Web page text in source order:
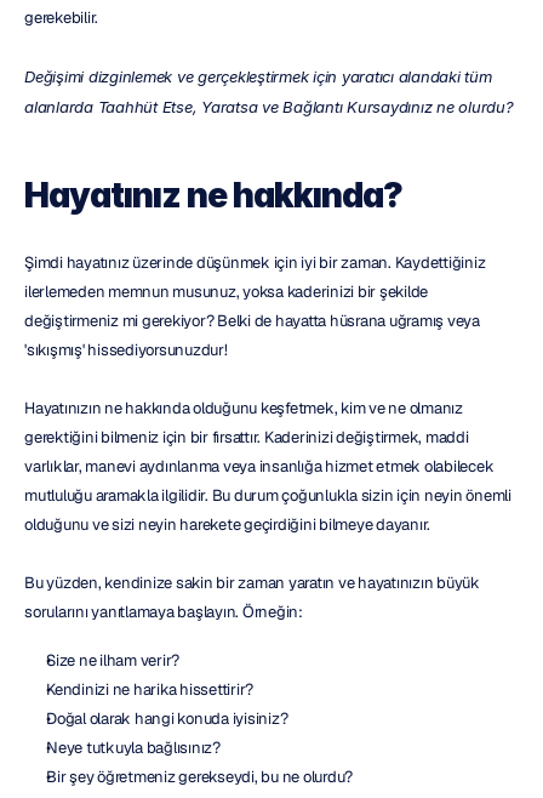
gerekebilir.
Değişimi dizginlemek ve gerçekleştirmek için yaratıcı alandaki tüm
alanlarda Taahhüt Etse, Yaratsa ve Bağlantı Kursaydınız ne olurdu?
Hayatınız ne hakkında?
Şimdi hayatınız üzerinde düşünmek için iyi bir zaman. Kaydettiğiniz
ilerlemeden memnun musunuz, yoksa kaderinizi bir şekilde
değiştirmeniz mi gerekiyor? Belki de hayatta hüsrana uğramış veya
'sıkışmış' hissediyorsunuzdur!
Hayatınızın ne hakkında olduğunu keşfetmek, kim ve ne olmanız
gerektiğini bilmeniz için bir fırsattır. Kaderinizi değiştirmek, maddi
varlıklar, manevi aydınlanma veya insanlığa hizmet etmek olabilecek
mutluluğu aramakla ilgilidir. Bu durum çoğunlukla sizin için neyin önemli
olduğunu ve sizi neyin harekete geçirdiğini bilmeye dayanır.
Bu yüzden, kendinize sakin bir zaman yaratın ve hayatınızın büyük
sorularını yanıtlamaya başlayın. Örneğin:
Size ne ilham verir?
Kendinizi ne harika hissettirir?
Doğal olarak hangi konuda iyisiniz?
Neye tutkuyla bağlısınız?
Bir şey öğretmeniz gerekseydi, bu ne olurdu?